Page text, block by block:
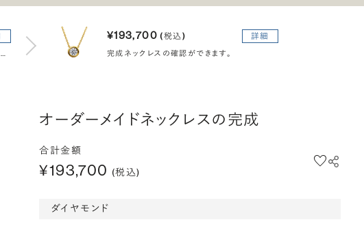
K18YG サークレット マイクロセッティング ダイヤモンド ネックレス 40cm 0.2ct
¥193,700(税込) 詳細
完成ネックレスの確認ができます。
オーダーメイドネックレスの完成
合計金額
¥193,700 (税込)
ダイヤモンド